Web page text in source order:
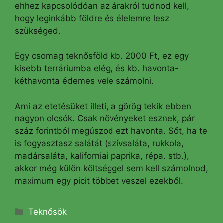
ehhez kapcsolódóan az árakról tudnod kell,
hogy leginkább földre és élelemre lesz
szükséged.
Egy csomag teknősföld kb. 2000 Ft, ez egy
kisebb terráriumba elég, és kb. havonta-
kéthavonta édemes vele számolni.
Ami az etetésüket illeti, a görög tekik ebben
nagyon olcsók. Csak növényeket esznek, pár
száz forintból megúszod ezt havonta. Sőt, ha te
is fogyasztasz salátát (szívsaláta, rukkola,
madársaláta, kaliforniai paprika, répa. stb.),
akkor még külön költséggel sem kell számolnod,
maximum egy picit többet veszel ezekből.
Kategória
Teknősök